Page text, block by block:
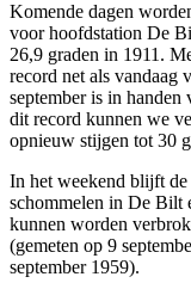
Komende dagen
voor hoofdstation De
26,9 graden in 1911.
record net als vandaag
september is in
dit record kunnen we
opnieuw stijgen tot 30
In het weekend blijft
schommelen in De Bilt
kunnen worden
(gemeten op 9
september 1959).